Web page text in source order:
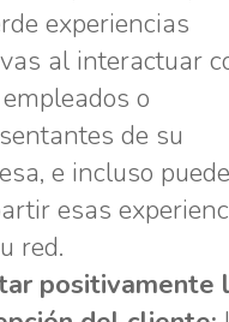
experiencias
al interactuar
o
de su
e incluso puede
esas
red.
positivamente